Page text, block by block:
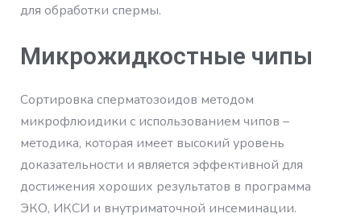
для обработки спермы.
Микрожидкостные чипы
Сортировка сперматозоидов методом
микрофлюидики с использованием чипов –
методика, которая имеет высокий уровень
доказательности и является эффективной для
достижения хороших результатов в программа
ЭКО, ИКСИ и внутриматочной инсеминации.